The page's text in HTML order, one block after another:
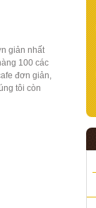
giản nhất
100 các
đơn giản,
tôi còn